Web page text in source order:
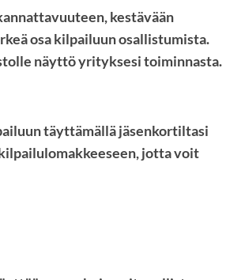
kestävään
osa kilpailuun osallistumista.
näyttö yrityksesi toiminnasta.
täyttämällä jäsenkortiltasi
jotta voit